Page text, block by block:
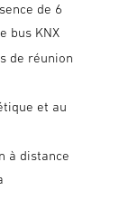
de 6
bus KNX
de réunion
et au
à distance